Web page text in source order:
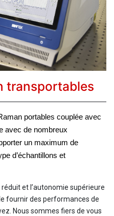
transportables
portables couplée avec
avec de nombreux
un maximum de
d’échantillons et
et l’autonomie supérieure
fournir des performances de
Nous sommes fiers de vous